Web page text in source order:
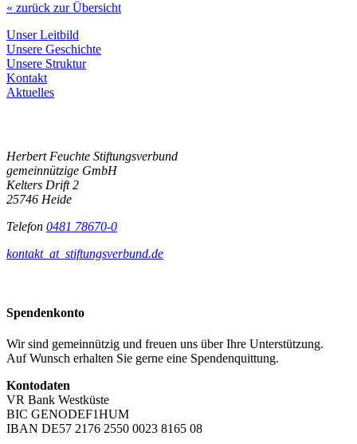
« zurück zur Übersicht
Unser Leitbild
Unsere Geschichte
Unsere Struktur
Kontakt
Aktuelles
Herbert Feuchte Stiftungsverbund
gemeinnützige GmbH
Kelters Drift 2
25746 Heide
Telefon 0481 78670-0
kontakt_at_ stiftungsverbund.de
Spendenkonto
Wir sind gemeinnützig und freuen uns über Ihre Unterstützung.
Auf Wunsch erhalten Sie gerne eine Spendenquittung.
Kontodaten
VR Bank Westküste
BIC GENODEF1HUM
IBAN DE57 2176 2550 0023 8165 08